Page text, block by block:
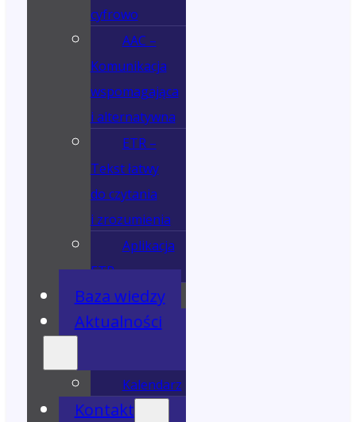
cyfrowo
AAC –
Komunikacja
wspomagająca
i alternatywna
ETR –
Tekst łatwy
do czytania
i zrozumienia
Aplikacja
ETR
Baza wiedzy
Aktualności
Kalendarz
Kontakt